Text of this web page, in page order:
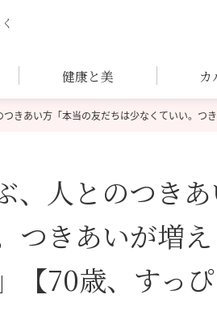
健康と美 カ
きあい方「本当の友だちは少なくていい。つ
、人とのつき
つきあいが増
70歳、すっぴ